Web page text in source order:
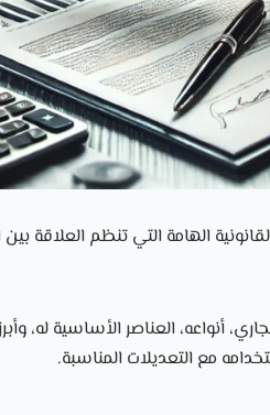
الهامة التي تنظم العلاقة بين
أنواعه، العناصر الأساسية له،
مع التعديلات المناسبة.